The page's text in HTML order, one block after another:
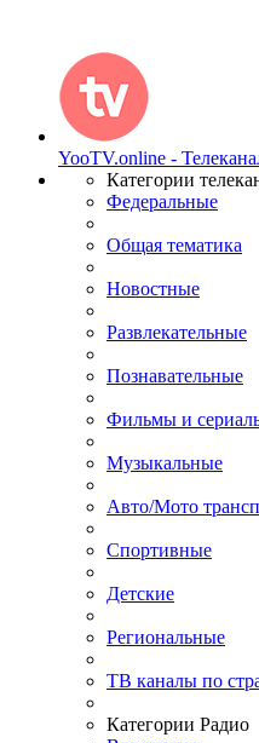
YooTV.online -
Категории
Федеральные
Общая тематика
Новостные
Развлекательные
Познавательные
Фильмы и
Музыкальные
Авто/Мото
Спортивные
Детские
Региональные
ТВ каналы по
Категории Радио